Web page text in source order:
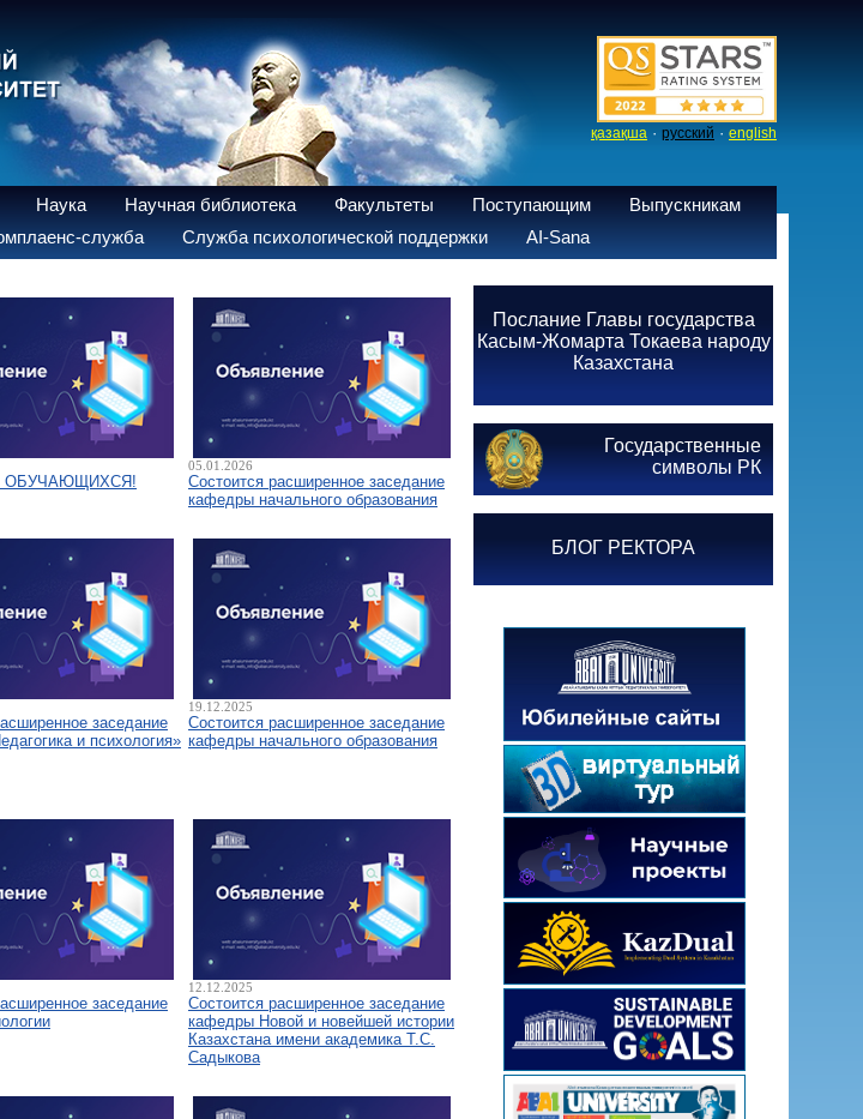
қазақша · русский · english
Наука Научная библиотека Факультеты Поступающим
Выпускникам
служба Служба психологической поддержки AI-Sana
ОБУЧАЮЩИХСЯ!
05.01.2026
Состоится расширенное заседание
кафедры начального образования
заседание
и психология»
19.12.2025
Состоится расширенное заседание
кафедры начального образования
заседание
12.12.2025
Состоится расширенное заседание
кафедры Новой и новейшей истории
Казахстана имени академика Т.С.
Садыкова
Послание Главы государства
Касым-Жомарта Токаева народу
Казахстана
Государственные
символы РК
БЛОГ РЕКТОРА